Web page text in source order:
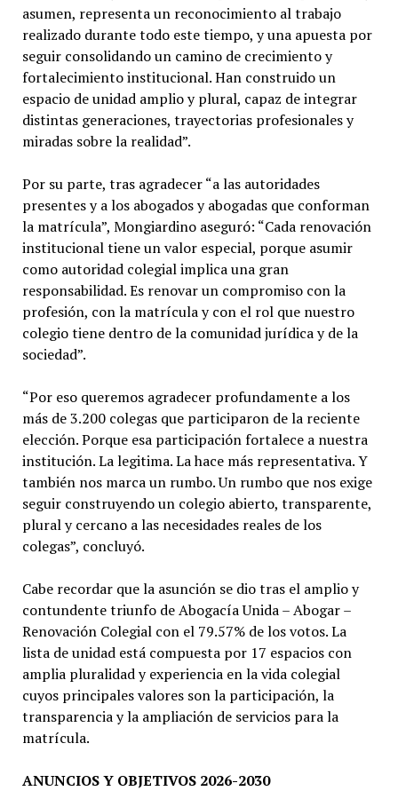
asumen, representa un reconocimiento al trabajo
realizado durante todo este tiempo, y una apuesta por
seguir consolidando un camino de crecimiento y
fortalecimiento institucional. Han construido un
espacio de unidad amplio y plural, capaz de integrar
distintas generaciones, trayectorias profesionales y
miradas sobre la realidad”.
Por su parte, tras agradecer “a las autoridades
presentes y a los abogados y abogadas que conforman
la matrícula”, Mongiardino aseguró: “Cada renovación
institucional tiene un valor especial, porque asumir
como autoridad colegial implica una gran
responsabilidad. Es renovar un compromiso con la
profesión, con la matrícula y con el rol que nuestro
colegio tiene dentro de la comunidad jurídica y de la
sociedad”.
“Por eso queremos agradecer profundamente a los
más de 3.200 colegas que participaron de la reciente
elección. Porque esa participación fortalece a nuestra
institución. La legitima. La hace más representativa. Y
también nos marca un rumbo. Un rumbo que nos exige
seguir construyendo un colegio abierto, transparente,
plural y cercano a las necesidades reales de los
colegas”, concluyó.
Cabe recordar que la asunción se dio tras el amplio y
contundente triunfo de Abogacía Unida – Abogar –
Renovación Colegial con el 79.57% de los votos. La
lista de unidad está compuesta por 17 espacios con
amplia pluralidad y experiencia en la vida colegial
cuyos principales valores son la participación, la
transparencia y la ampliación de servicios para la
matrícula.
ANUNCIOS Y OBJETIVOS 2026-2030